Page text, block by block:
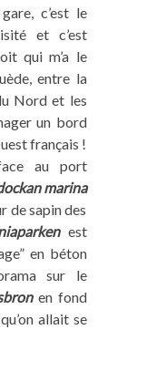
c’est le
et c’est
qui m’a le
entre la
Nord et les
un bord
français !
au port
marina
de sapin des
est
en béton
sur le
bronen fond
allait se